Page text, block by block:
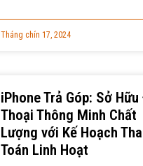
Tháng chín 17, 2024
iPhone Trả Góp: Sở
Thoại Thông Minh Chất
Lượng với Kế Hoạch
Toán Linh Hoạt